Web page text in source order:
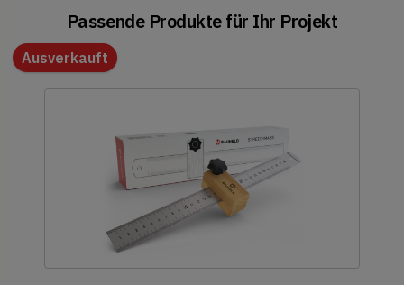
Passende Produkte für Ihr Projekt
Ausverkauft